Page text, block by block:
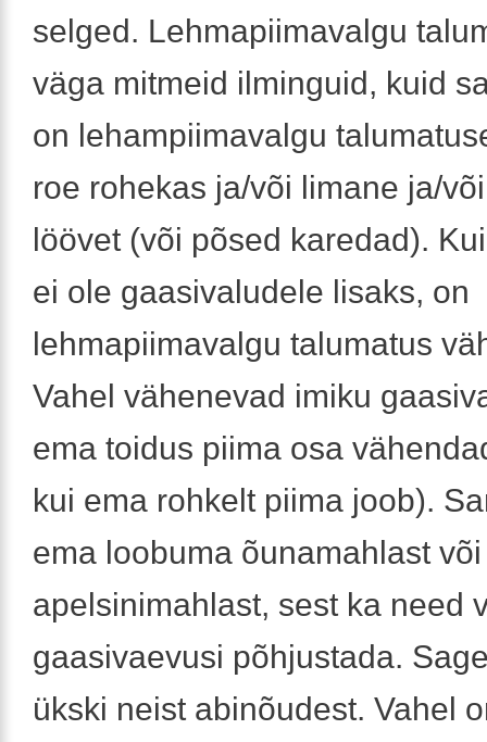
selged. Lehmapiimavalgu
väga mitmeid ilminguid, kuid
on lehampiimavalgu
roe rohekas ja/või limane ja/
löövet (või põsed karedad).
ei ole gaasivaludele lisaks, on
lehmapiimavalgu talumatus
Vahel vähenevad imiku
ema toidus piima osa
kui ema rohkelt piima joob).
ema loobuma õunamahlast või
apelsinimahlast, sest ka need
gaasivaevusi põhjustada.
ükski neist abinõudest. Vahel